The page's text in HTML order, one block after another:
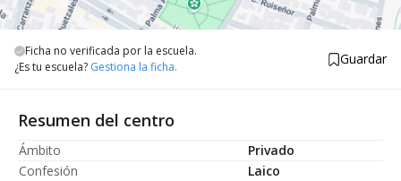
Ficha no verificada por la escuela.
¿Es tu escuela? Gestiona la ficha. Guardar
Resumen del centro
Ámbito
Privado
Confesión
Laico